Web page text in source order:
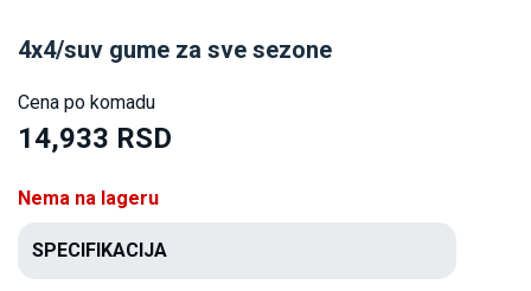
4x4/suv gume za sve sezone
Cena po komadu
14,933 RSD
Nema na lageru
SPECIFIKACIJA